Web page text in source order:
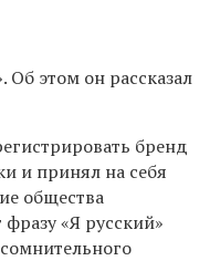
Об этом он рассказал
бренд
и принял на себя
общества
«Я русский»